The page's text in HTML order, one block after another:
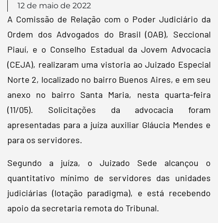
12 de maio de 2022
A Comissão de Relação com o Poder Judiciário da
Ordem dos Advogados do Brasil (OAB), Seccional
Piauí, e o Conselho Estadual da Jovem Advocacia
(CEJA), realizaram uma vistoria ao Juizado Especial
Norte 2, localizado no bairro Buenos Aires, e em seu
anexo no bairro Santa Maria, nesta quarta-feira
(11/05). Solicitações da advocacia foram
apresentadas para a juíza auxiliar Gláucia Mendes e
para os servidores.
Segundo a juíza, o Juizado Sede alcançou o
quantitativo mínimo de servidores das unidades
judiciárias (lotação paradigma), e está recebendo
apoio da secretaria remota do Tribunal.